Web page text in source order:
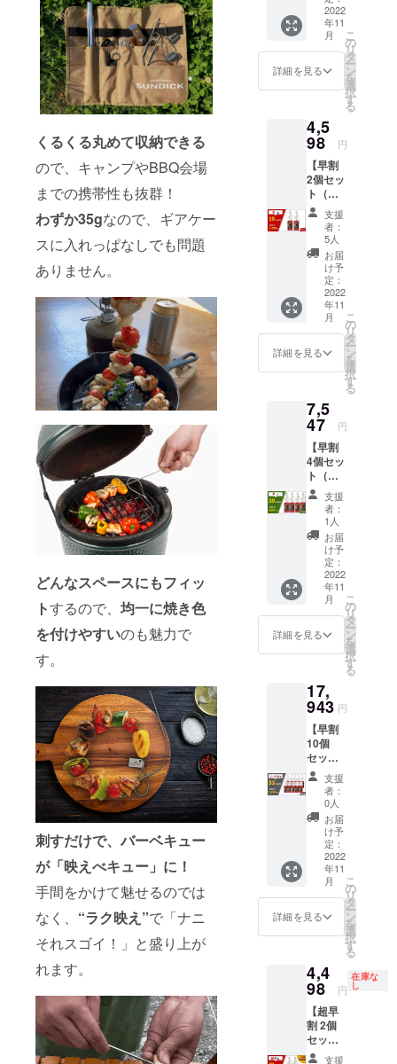
くるくる丸めて収納できる
ので、キャンプやBBQ会場
までの携帯性も抜群！
わずか35gなので、ギアケー
スに入れっぱなしでも問題
ありません。
どんなスペースにもフィッ
トするので、 均一に焼き色
を付けやすいのも魅力で
す。
刺すだけで、バーベキュー
が「映えべキュー」に！
手間をかけて魅せるのでは
なく、 “ラク映え”で「ナニ
それスゴイ！」と盛り上が
れます。
海外メー
カー、日本
私たちの「3
（OMOI）」
を1つにして
いくこと
が、私たち
のよろこび
です。
世界は、オ
モシロイも
ので、もっ
と1つになれ
る。
あなたのく
らしをおも
てなしでき
せです。
容 FIRE
WIRE 1
個（2本
入） 一
般販売
予定価
格2,499
10％OF
F＋送
料・梱
包料等
550円＝
割引後
価格
（消費
税・送
料込）
2,799円
※11月中
にお届
け ※デ
ザイ
ン・仕
様は変
ざいま
すので
ご了承
くださ
い。 ※
注文状
況、使
用部材
の供給
状況、
製造工
程上、
国際情
勢など
によ
り、出
荷時期
ます。
※一般販
売予定
価格
（消費
税込）
2,499円
（1個あ
たりの
価格）
となり
ます。
※ 割引
率は販
売予定
送料を
含む合
るもの
です。
2022
年11
月
詳細を見る
こ
の
リ
タ
ー
ン
を
選
択
す
る
4,5
98 円
【早割
2個セッ
ト（通
常配
送）】
19％OF
F：
5,548円
⇒4,598
円 ■内
容 FIRE
WIRE 2
個（1個
2本入）
一般販
売予定
4,998円
（2,499
円×2）
の
19％OF
F＋送
料・梱
包料等
550円＝
割引後
価格
（消費
税・送
料込）
4,598円
※11月中
にお届
様は変
更にな
る可能
性もご
ざいま
すので
ご了承
くださ
い。 ※
注文状
況、使
用部材
の供給
状況、
製造工
程上、
国際情
荷時期
が遅れ
る場合
があり
ます。
※一般販
売予定
支援
者：
5人
お届
け予
定：
2022
年11
月
詳細を見る
こ
の
リ
タ
ー
ン
を
選
択
す
る
7,5
47 円
【早割
4個セッ
ト（通
常配
送）】
30％OF
F：
10,546
⇒7,547
円 ■内
容 FIRE
WIRE 4
個（1個
2本入）
一般販
価格
9,996円
（2,499
円×4）
の
30％OF
F＋送
料・梱
包料等
550円＝
割引後
価格
（消費
税・送
料込）
7,547円
※11月中
ン・仕
様は変
更にな
る可能
性もご
ざいま
すので
支援
者：
1人
お届
け予
定：
2022
年11
月
詳細を見る
こ
の
リ
タ
ー
ン
を
選
択
す
る
17,
943 円
【早割
10個
セット
（通常
配
送）】
33％OF
26,190
⇒17,94
3円 ■内
容 FIRE
WIRE
10個（1
個2本
般販売
予定価
格
24,990
円
（2,499
円×10）
支援
者：
0人
お届
け予
定：
2022
年11
月
詳細を見る
こ
の
リ
タ
ー
ン
を
選
択
す
る
4,4
98 円
在庫な
し
【超早
割 2個
セット
（先行
支援